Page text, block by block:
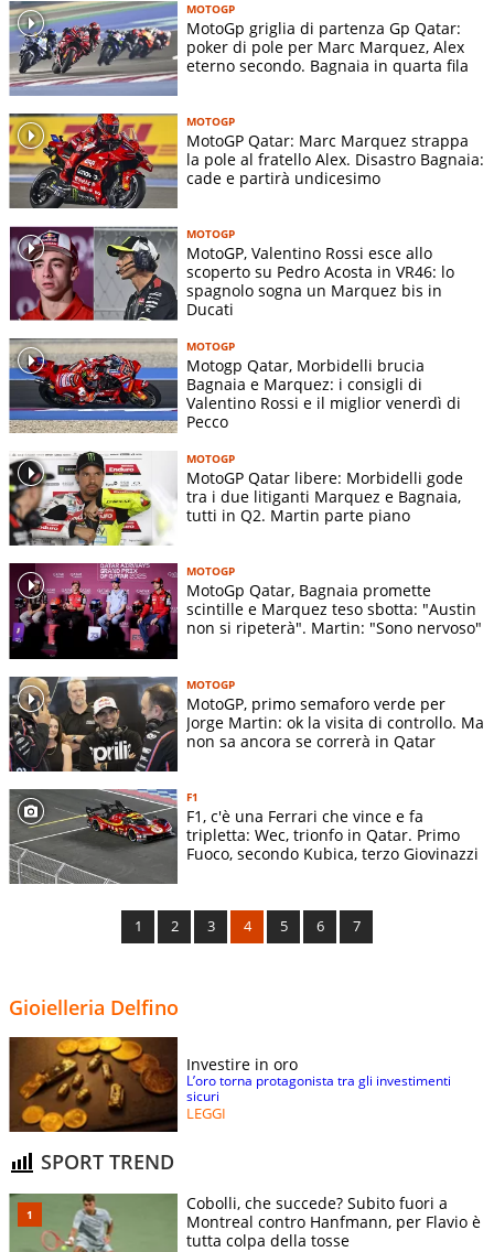
MOTOGP
MotoGp griglia di partenza Gp Qatar:
poker di pole per Marc Marquez, Alex
eterno secondo. Bagnaia in quarta fila
MOTOGP
MotoGP Qatar: Marc Marquez strappa
la pole al fratello Alex. Disastro Bagnaia:
cade e partirà undicesimo
MOTOGP
MotoGP, Valentino Rossi esce allo
scoperto su Pedro Acosta in VR46: lo
spagnolo sogna un Marquez bis in
Ducati
MOTOGP
Motogp Qatar, Morbidelli brucia
Bagnaia e Marquez: i consigli di
Valentino Rossi e il miglior venerdì di
Pecco
MOTOGP
MotoGP Qatar libere: Morbidelli gode
tra i due litiganti Marquez e Bagnaia,
tutti in Q2. Martin parte piano
MOTOGP
MotoGp Qatar, Bagnaia promette
scintille e Marquez teso sbotta: "Austin
non si ripeterà". Martin: "Sono nervoso"
MOTOGP
MotoGP, primo semaforo verde per
Jorge Martin: ok la visita di controllo. Ma
non sa ancora se correrà in Qatar
F1
F1, c'è una Ferrari che vince e fa
tripletta: Wec, trionfo in Qatar. Primo
Fuoco, secondo Kubica, terzo Giovinazzi
1 2 3 4 5 6 7
Gioielleria Delfino
Investire in oro
L’oro torna protagonista tra gli investimenti
sicuri
LEGGI
SPORT TREND
Cobolli, che succede? Subito fuori a
Montreal contro Hanfmann, per Flavio è
tutta colpa della tosse